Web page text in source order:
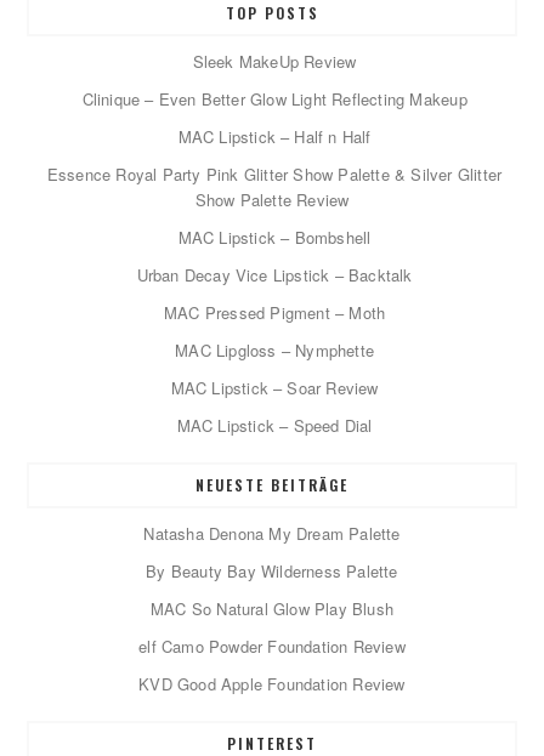
TOP POSTS
Sleek MakeUp Review
Clinique – Even Better Glow Light Reflecting Makeup
MAC Lipstick – Half n Half
Essence Royal Party Pink Glitter Show Palette & Silver Glitter
Show Palette Review
MAC Lipstick – Bombshell
Urban Decay Vice Lipstick – Backtalk
MAC Pressed Pigment – Moth
MAC Lipgloss – Nymphette
MAC Lipstick – Soar Review
MAC Lipstick – Speed Dial
NEUESTE BEITRÄGE
Natasha Denona My Dream Palette
By Beauty Bay Wilderness Palette
MAC So Natural Glow Play Blush
elf Camo Powder Foundation Review
KVD Good Apple Foundation Review
PINTEREST